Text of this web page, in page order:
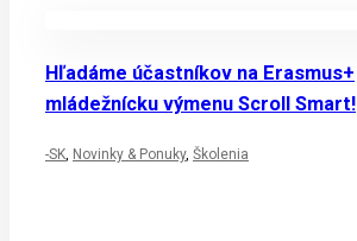
Hľadáme účastníkov na Erasmus+
mládežnícku výmenu Scroll Smart!
-SK Novinky & Ponuky, Školenia